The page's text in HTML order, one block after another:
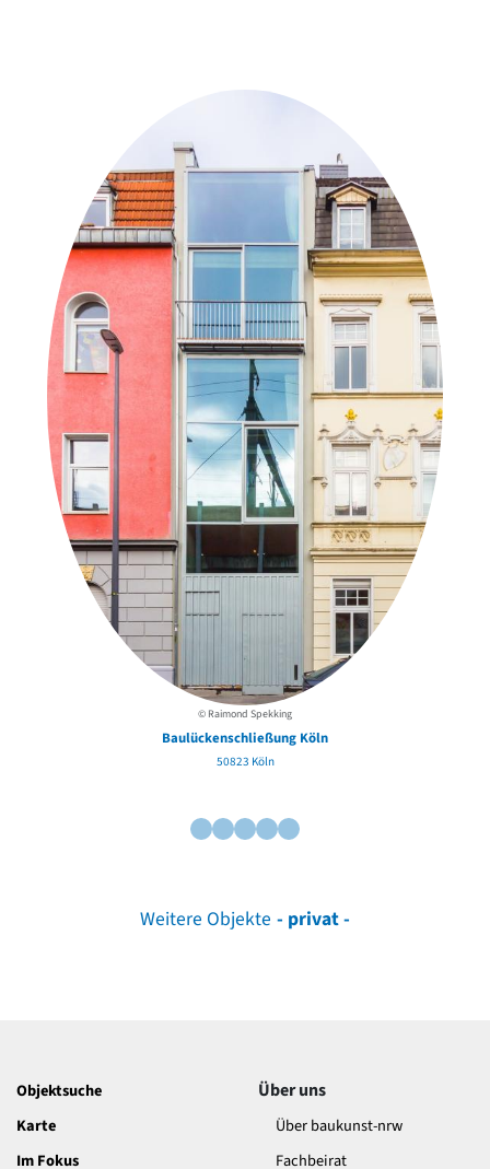
© Raimond Spekking
Baulückenschließung Köln
50823 Köln
Weitere Objekte - privat -
Objektsuche
Karte
Im Fokus
Über uns
Über baukunst-nrw
Fachbeirat